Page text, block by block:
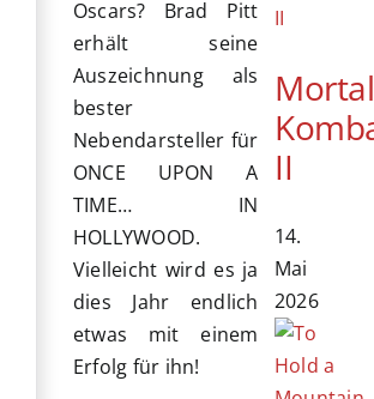
Oscars? Brad Pitt
erhält seine
Auszeichnung als
bester
Nebendarsteller für
ONCE UPON A
TIME… IN
HOLLYWOOD.
Vielleicht wird es ja
dies Jahr endlich
etwas mit einem
Erfolg für ihn!
Mortal
II
14.
Mai
2026